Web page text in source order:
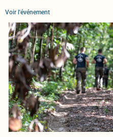
Voir l'événement